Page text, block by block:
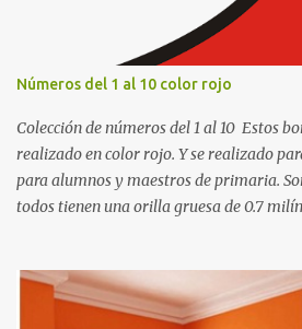
Números del 1 al 10 color rojo
Colección de números del 1 al 10 Estos
realizado en color rojo. Y se realizado
para alumnos y maestros de primaria.
todos tienen una orilla gruesa de 0.7
matemáticos, para decorar los
otras cosas.